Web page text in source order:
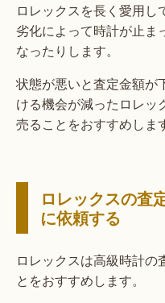
ロレックスを長く愛用
劣化によって時計が止ま
なったりします。
状態が悪いと査定金額が
ける機会が減ったロレッ
売ることをおすすめしま
ロレックスの査
に依頼する
ロレックスは高級時計の
とをおすすめします。